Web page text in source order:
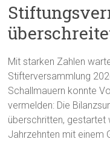
Mit starken Zahlen
Stifterversammlung
Schallmauern konnte
vermelden: Die
überschritten, gestartet
Jahrzehnten mit einem